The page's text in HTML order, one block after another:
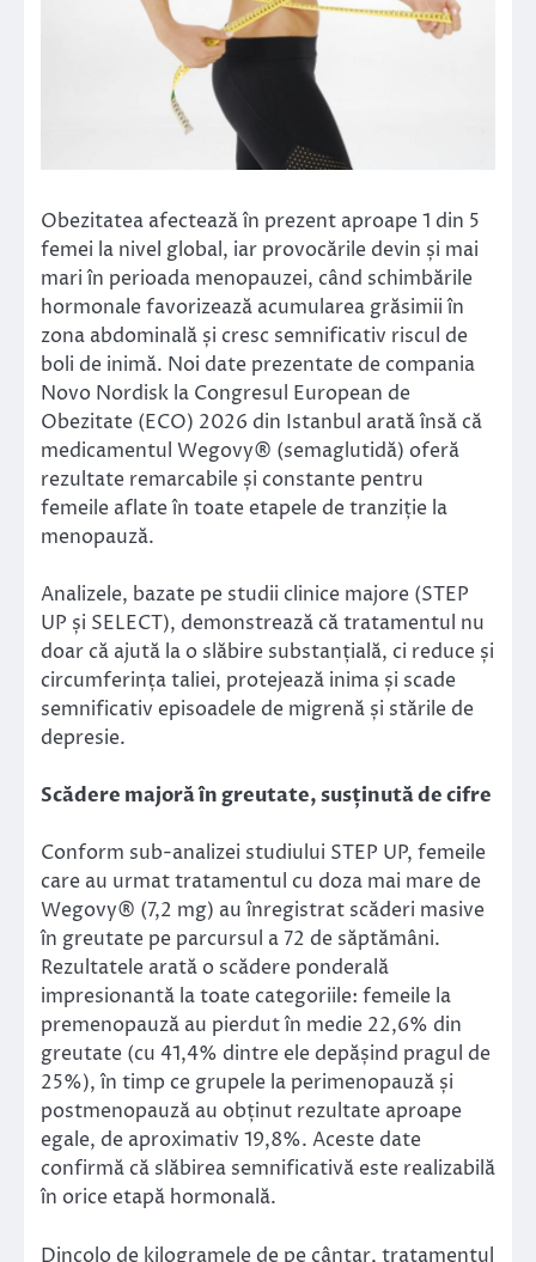
Obezitatea afectează în prezent aproape 1 din 5
femei la nivel global, iar provocările devin și mai
mari în perioada menopauzei, când schimbările
hormonale favorizează acumularea grăsimii în
zona abdominală și cresc semnificativ riscul de
boli de inimă. Noi date prezentate de compania
Novo Nordisk la Congresul European de
Obezitate (ECO) 2026 din Istanbul arată însă că
medicamentul Wegovy® (semaglutidă) oferă
rezultate remarcabile și constante pentru
femeile aflate în toate etapele de tranziție la
menopauză.
Analizele, bazate pe studii clinice majore (STEP
UP și SELECT), demonstrează că tratamentul nu
doar că ajută la o slăbire substanțială, ci reduce și
circumferința taliei, protejează inima și scade
semnificativ episoadele de migrenă și stările de
depresie.
Scădere majoră în greutate, susținută de cifre
Conform sub-analizei studiului STEP UP, femeile
care au urmat tratamentul cu doza mai mare de
Wegovy® (7,2 mg) au înregistrat scăderi masive
în greutate pe parcursul a 72 de săptămâni.
Rezultatele arată o scădere ponderală
impresionantă la toate categoriile: femeile la
premenopauză au pierdut în medie 22,6% din
greutate (cu 41,4% dintre ele depășind pragul de
25%), în timp ce grupele la perimenopauză și
postmenopauză au obținut rezultate aproape
egale, de aproximativ 19,8%. Aceste date
confirmă că slăbirea semnificativă este realizabilă
în orice etapă hormonală.
Dincolo de kilogramele de pe cântar, tratamentul